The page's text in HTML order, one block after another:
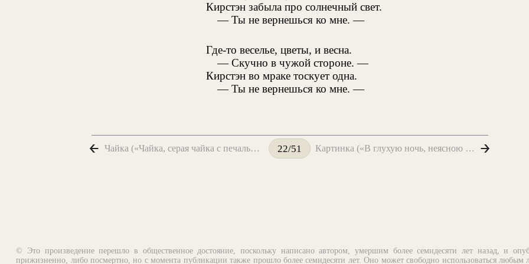
Кирстэн забыла про солнечный свет.
— Ты не вернешься ко мне. —
Где-то веселье, цветы, и весна.
— Скучно в чужой стороне. —
Кирстэн во мраке тоскует одна.
— Ты не вернешься ко мне. —
Чайка («Чайка, серая чайка с печальными криками носится...») 22/51 Картинка («В глухую ночь, неясною толпой...»)
© Это произведение перешло в общественное достояние, поскольку написано автором, умершим более семидесяти лет назад, и
прижизненно, либо посмертно, но с момента публикации также прошло более семидесяти лет. Оно может свободно использоваться любым